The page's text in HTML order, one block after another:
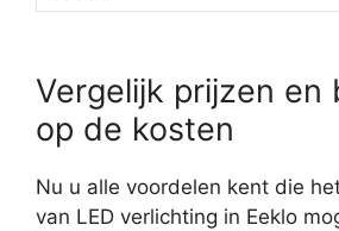
Vergelijk prijzen en
op de kosten
Nu u alle voordelen kent die
van LED verlichting in Eeklo